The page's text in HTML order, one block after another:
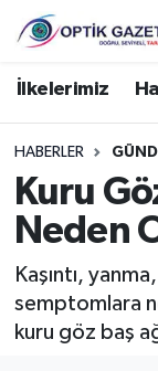
İlkelerimiz
HABERLER
Kuru
Neden
Kaşıntı,
semptomlara
kuru göz baş
Nöbetçi
Hava
İstanbul
Süper Lig